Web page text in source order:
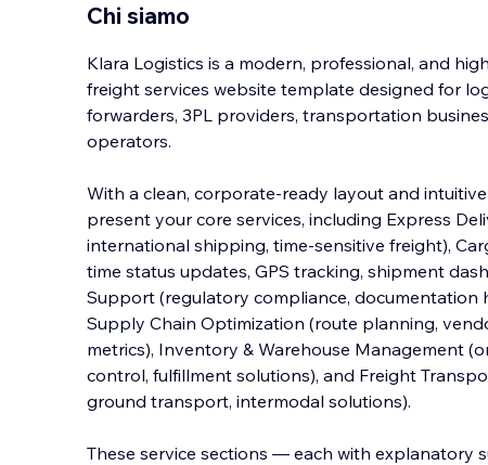
Chi siamo
Klara Logistics is a modern, professional, and
freight services website template designed for
forwarders, 3PL providers, transportation
operators.
With a clean, corporate-ready layout and
present your core services, including Express
international shipping, time-sensitive freight),
time status updates, GPS tracking, shipment
Support (regulatory compliance, documentation
Supply Chain Optimization (route planning,
metrics), Inventory & Warehouse Management
control, fulfillment solutions), and Freight
ground transport, intermodal solutions).
These service sections — each with explanatory